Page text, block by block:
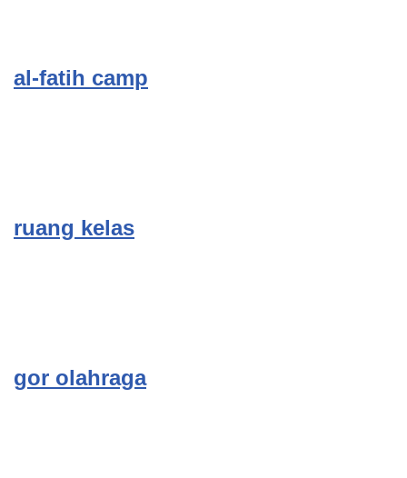
al-fatih camp
ruang kelas
gor olahraga